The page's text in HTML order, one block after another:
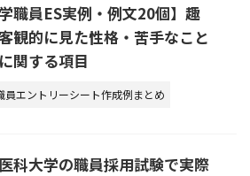
学職員ES実例・例文20個】趣
観的に見た性格・苦手なこと
関する項目
員エントリーシート作成例まとめ
科大学の職員採用試験で実際